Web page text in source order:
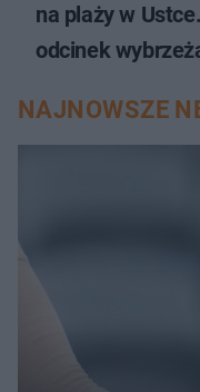
na plaży w
odcinek
NAJNOWSZE